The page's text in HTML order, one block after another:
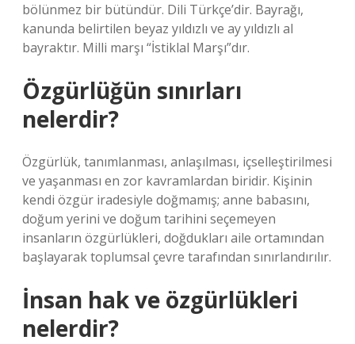
bölünmez bir bütündür. Dili Türkçe’dir. Bayrağı,
kanunda belirtilen beyaz yıldızlı ve ay yıldızlı al
bayraktır. Milli marşı “İstiklal Marşı”dır.
Özgürlüğün sınırları
nelerdir?
Özgürlük, tanımlanması, anlaşılması, içselleştirilmesi
ve yaşanması en zor kavramlardan biridir. Kişinin
kendi özgür iradesiyle doğmamış; anne babasını,
doğum yerini ve doğum tarihini seçemeyen
insanların özgürlükleri, doğdukları aile ortamından
başlayarak toplumsal çevre tarafından sınırlandırılır.
İnsan hak ve özgürlükleri
nelerdir?